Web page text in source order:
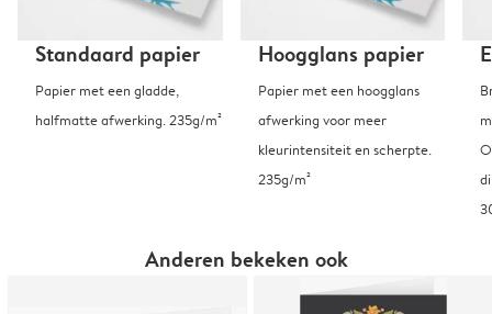
Standaard papier
Papier met een gladde,
halfmatte afwerking. 235g/m²
Hoogglans papier
Papier met een hoogglans
afwerking voor meer
kleurintensiteit en scherpte.
235g/m²
Anderen bekeken ook